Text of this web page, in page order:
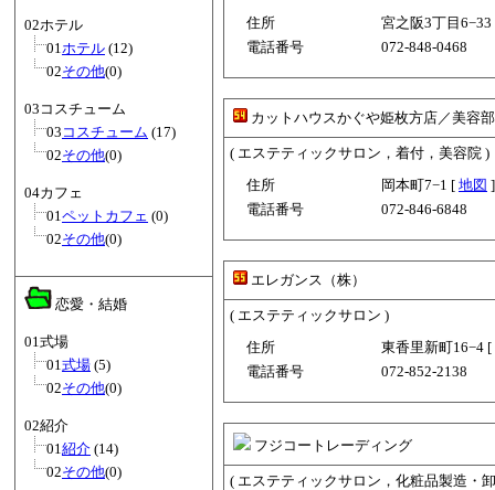
02ホテル
01ホテル (12)
02その他(0)
03コスチューム
03 コスチューム (17)
02その他(0)
04カフェ
01ペットカフェ (0)
02その他(0)
恋愛・結婚
01式場
01式場 (5)
02その他(0)
02紹介
01紹介 (14)
02その他(0)
住所
宮之阪3丁目
電話番号
072-848-0468
カットハウスかぐや姫枚方店／美容部
( エステティックサロン，着付，美容院 )
住所
岡本町7−1 [ 地図 ]
電話番号
072-846-6848
エレガンス（株）
( エステティックサロン )
住所
東香里新町16−4 [
電話番号
072-852-2138
フジコートレーディング
( エステティックサロン，化粧品製造・